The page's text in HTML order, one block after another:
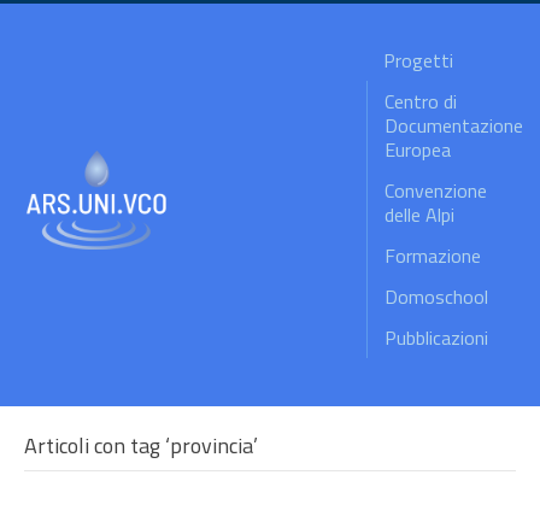
Progetti
Centro di
Documentazione
Europea
Convenzione
delle Alpi
Formazione
Domoschool
Pubblicazioni
Articoli con tag ‘provincia’